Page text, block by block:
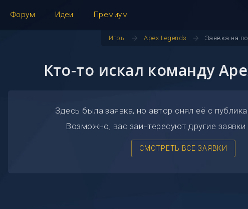
Форум Идеи Премиум
Игры arrow_forward Apex Legends arrow_forward Заявка на
Кто-то искал команду
Здесь была заявка, но автор снял её с
Возможно, вас заинтересуют другие заявки
СМОТРЕТЬ ВСЕ ЗАЯВКИ